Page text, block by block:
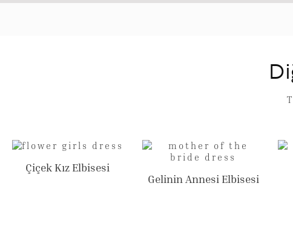
Çiçek Kız Elbisesi
Gelinin Annesi Elbisesi